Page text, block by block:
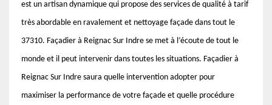
est un artisan dynamique qui propose des services de qualité à tarif
très abordable en ravalement et nettoyage façade dans tout le
37310. Façadier à Reignac Sur Indre se met à l’écoute de tout le
monde et il peut intervenir dans toutes les situations. Façadier à
Reignac Sur Indre saura quelle intervention adopter pour
maximiser la performance de votre façade et quelle procédure